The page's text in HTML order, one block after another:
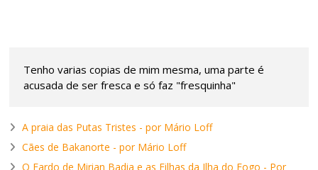
Tenho varias copias de mim mesma, uma parte é
acusada de ser fresca e só faz "fresquinha"
A praia das Putas Tristes - por Mário Loff
Cães de Bakanorte - por Mário Loff
O Fardo de Mirian Badia e as Filhas da Ilha do Fogo - Por